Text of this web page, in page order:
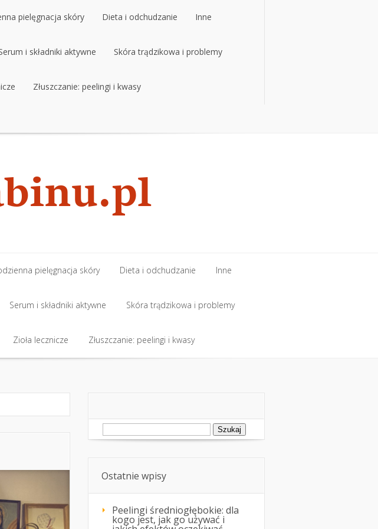
pielęgnacja skóry Dieta i odchudzanie Inne
i składniki aktywne Skóra trądzikowa i problemy
Złuszczanie: peelingi i kwasy
pielęgnacja skóry Dieta i odchudzanie Inne
Serum i składniki aktywne Skóra trądzikowa i problemy
Zioła lecznicze Złuszczanie: peelingi i kwasy
Szukaj:
Ostatnie wpisy
Peelingi średniogłębokie: dla
kogo jest, jak go używać i